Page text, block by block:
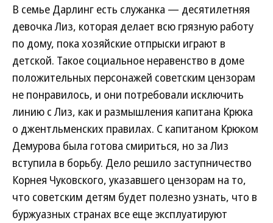
В семье Дарлинг есть служанка — десятилетняя
девочка Лиз, которая делает всю грязную работу
по дому, пока хозяйские отпрыски играют в
детской. Такое социальное неравенство в доме
положительных персонажей советским цензорам
не понравилось, и они потребовали исключить
линию с Лиз, как и размышления капитана Крюка
о джентльменских правилах. С капитаном Крюком
Демурова была готова смириться, но за Лиз
вступила в борьбу. Дело решило заступничество
Корнея Чуковского, указавшего цензорам на то,
что советским детям будет полезно узнать, что в
буржуазных странах все еще эксплуатируют